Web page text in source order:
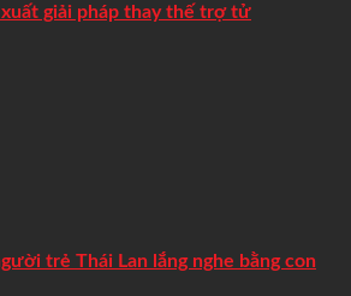
giải pháp thay thế trợ tử
trẻ Thái Lan lắng nghe bằng con